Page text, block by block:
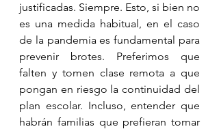
justificadas. Siempre. Esto, si bien no
es una medida habitual, en el caso
de la pandemia es fundamental para
prevenir brotes. Preferimos que
falten y tomen clase remota a que
pongan en riesgo la continuidad del
plan escolar. Incluso, entender que
habrán familias que prefieran tomar